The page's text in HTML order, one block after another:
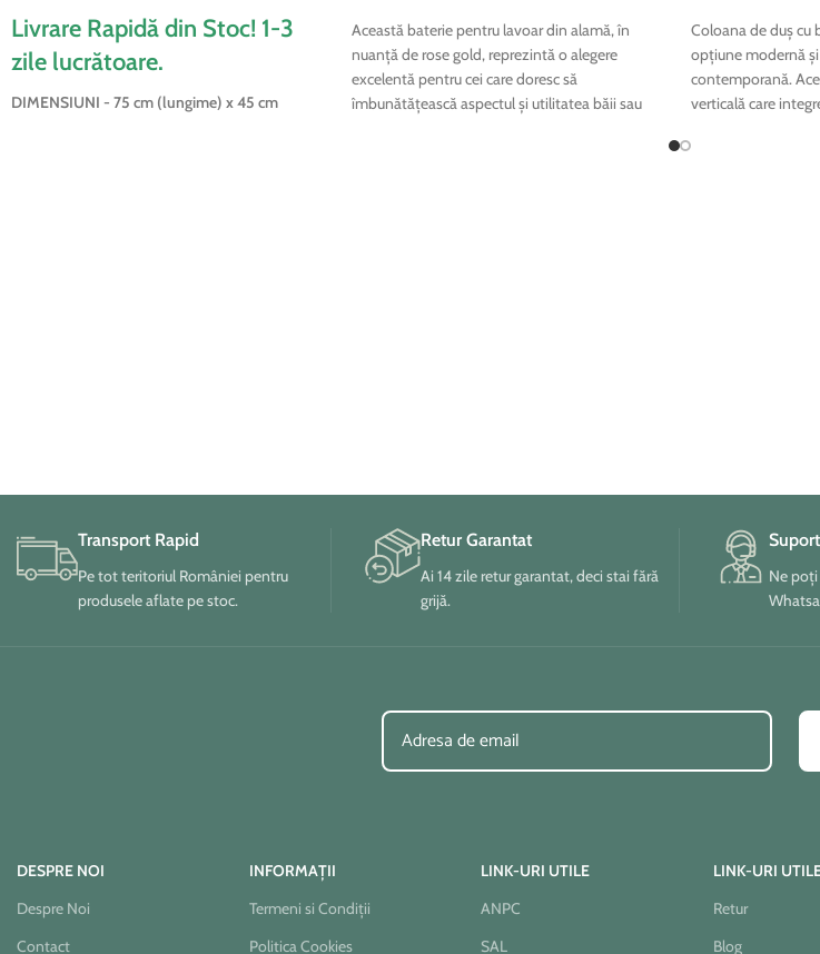
Livrare Rapidă din Stoc! 1-3
zile lucrătoare.
DIMENSIUNI - 75 cm (lungime) x 45 cm
Această baterie pentru lavoar din alamă, în
nuanță de rose gold, reprezintă o alegere
excelentă pentru cei care doresc să
îmbunătățească aspectul și utilitatea băii sau
Coloana de duș cu
opțiune modernă
contemporană.
verticală care
Transport Rapid
Pe tot teritoriul României pentru
produsele aflate pe stoc.
Retur Garantat
Ai 14 zile retur garantat, deci stai fără
grijă.
Ne
DESPRE NOI
Despre Noi
Contact
INFORMAȚII
Termeni si Condiții
Politica Cookies
LINK-URI UTILE
ANPC
SAL
LINK-URI
Retur
Blog